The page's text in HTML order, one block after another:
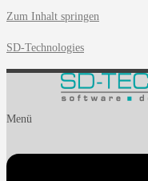
Zum Inhalt springen
SD-Technologies
Menü